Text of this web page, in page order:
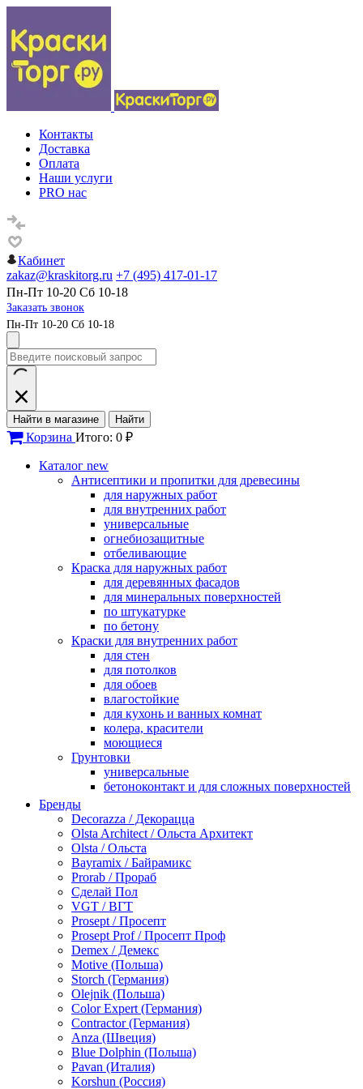
Контакты
Доставка
Оплата
Наши услуги
PRO нас
Кабинет
zakaz@kraskitorg.ru +7 (495) 417-01-17
Пн-Пт 10-20 Сб 10-18
Заказать звонок
Пн-Пт 10-20 Сб 10-18
Найти в магазине Найти
Корзина Итого: 0 ₽
Каталог new
Антисептики и пропитки для древесины
для наружных работ
для внутренних работ
универсальные
огнебиозащитные
отбеливающие
Краска для наружных работ
для деревянных фасадов
для минеральных поверхностей
по штукатурке
по бетону
Краски для внутренних работ
для стен
для потолков
для обоев
влагостойкие
для кухонь и ванных комнат
колера, красители
моющиеся
Грунтовки
универсальные
бетоноконтакт и для сложных поверхностей
по металлу
антикорозийные
под декоративные штукатурки
для гипсокартона
под штукатурку
Герметик
акриловые
силиконовые универсальные, нейтральные
силиконовые санитарные (антигрибковые)
шовные для срубов
для кровли
для каминов
полиуретановые
Декоративные штукатурки и краски
краски для декора, патина
мокрый шелк
венецианские (эффект мрамора)
песок (эффект песчаных вихрей)
декоративная шпаклевка
Бренды
Decorazza / Декорацца
Olsta Architect / Ольста Архитект
Olsta / Ольста
Bayramix / Байрамикс
Prorab / Прораб
Сделай Пол
VGT / ВГТ
Prosept / Просепт
Prosept Prof / Просепт Проф
Demex / Демекс
Motive (Польша)
Storch (Германия)
Olejnik (Польша)
Color Expert (Германия)
Contractor (Германия)
Anza (Швеция)
Blue Dolphin (Польша)
Pavan (Италия)
Korshun (Россия)